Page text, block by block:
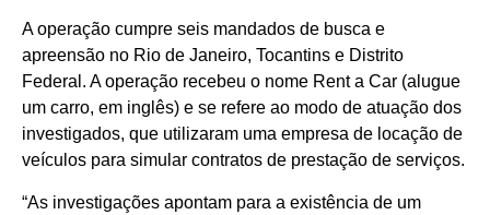
A operação cumpre seis mandados de busca e
apreensão no Rio de Janeiro, Tocantins e Distrito
Federal. A operação recebeu o nome Rent a Car (alugue
um carro, em inglês) e se refere ao modo de atuação dos
investigados, que utilizaram uma empresa de locação de
veículos para simular contratos de prestação de serviços.
“As investigações apontam para a existência de um